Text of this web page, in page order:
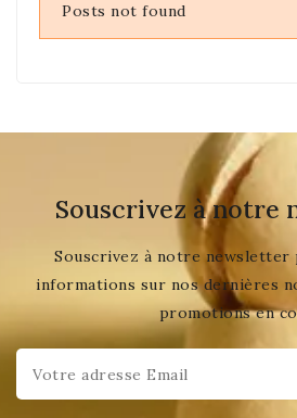
Posts not found
Souscrivez à notre
Souscrivez à notre
informations sur nos dernières
promotions en